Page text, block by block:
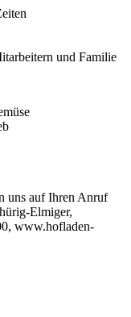
und Familie
uns auf Ihren Anruf
Elmiger,
www.hofladen-